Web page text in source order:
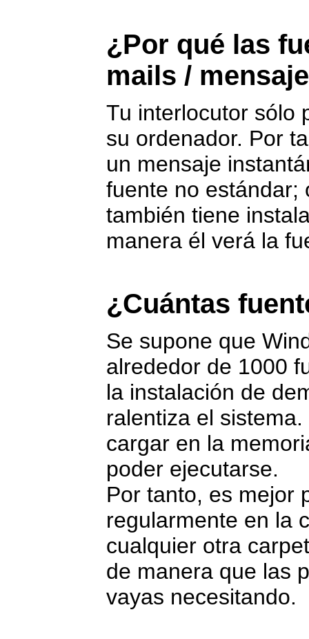
¿Por qué las
mails /
Tu interlocutor sólo
su ordenador. Por
un mensaje
fuente no estándar;
también tiene
manera él verá la
¿Cuántas
Se supone que
alrededor de 1000
la instalación de
ralentiza el
cargar en la
poder ejecutarse.
Por tanto, es mejor
regularmente en la
cualquier otra
de manera que las
vayas necesitando.